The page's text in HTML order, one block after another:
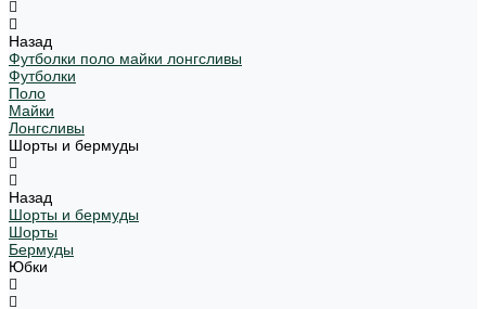
Назад
Футболки поло майки лонгсливы
Футболки
Поло
Майки
Лонгсливы
Шорты и бермуды
Назад
Шорты и бермуды
Шорты
Бермуды
Юбки